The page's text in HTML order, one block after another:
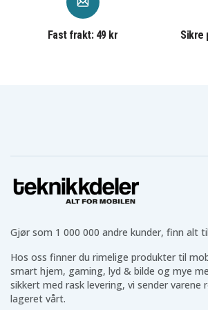
Hodetelefoner etter ditt behov
Vi tilbyr et stort utvalg av
I tillegg har vi teknikk til
powerbanks ,batterier belysning
som gjør hverdagen enklere.
vurderinger på Trustpilot, Google og
plattformer. Du får trygg betaling,
rask levering fra vårt lager.
Fast frakt: 49 kr
Sikre
Gjør som 1 000 000 andre kunder, finn alt
Hos oss finner du rimelige produkter til
smart hjem, gaming, lyd & bilde og mye
sikkert med rask levering, vi sender varene
lageret vårt.